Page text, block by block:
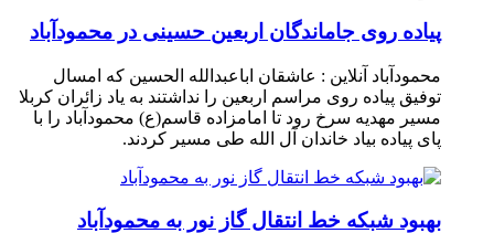
پیاده روی جاماندگان اربعین حسینی در محمودآباد
محمودآباد آنلاین : عاشقان اباعبدالله الحسین که امسال
توفیق پیاده روی مراسم اربعین را نداشتند به یاد زائران کربلا
مسیر مهدیه سرخ رود تا امامزاده قاسم(ع) محمودآباد را با
پای پیاده بیاد خاندان آل الله طی مسیر کردند.
بهبود شبکه خط انتقال گاز نور به محمودآباد